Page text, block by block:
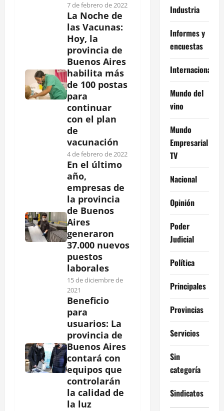
7 de febrero de 2022
La Noche de
las Vacunas:
Hoy, la
provincia de
Buenos Aires
habilita más
de 100 postas
para
continuar
con el plan
de
vacunación
4 de febrero de 2022
En el último
año,
empresas de
la provincia
de Buenos
Aires
generaron
37.000 nuevos
puestos
laborales
15 de diciembre de
2021
Beneficio
para
usuarios: La
provincia de
Buenos Aires
contará con
equipos que
controlarán
la calidad de
la luz
Industria
Informes y
encuestas
Internacional
Mundo del
vino
Mundo
Empresarial
TV
Nacional
Opinión
Poder
Judicial
Política
Principales
Provincias
Servicios
Sin
categoría
Sindicatos